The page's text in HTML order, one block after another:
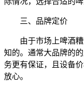
三、品牌定价
由于市场上啤酒糟
知的。通常大品牌的
务更有保证，且设备
放心。